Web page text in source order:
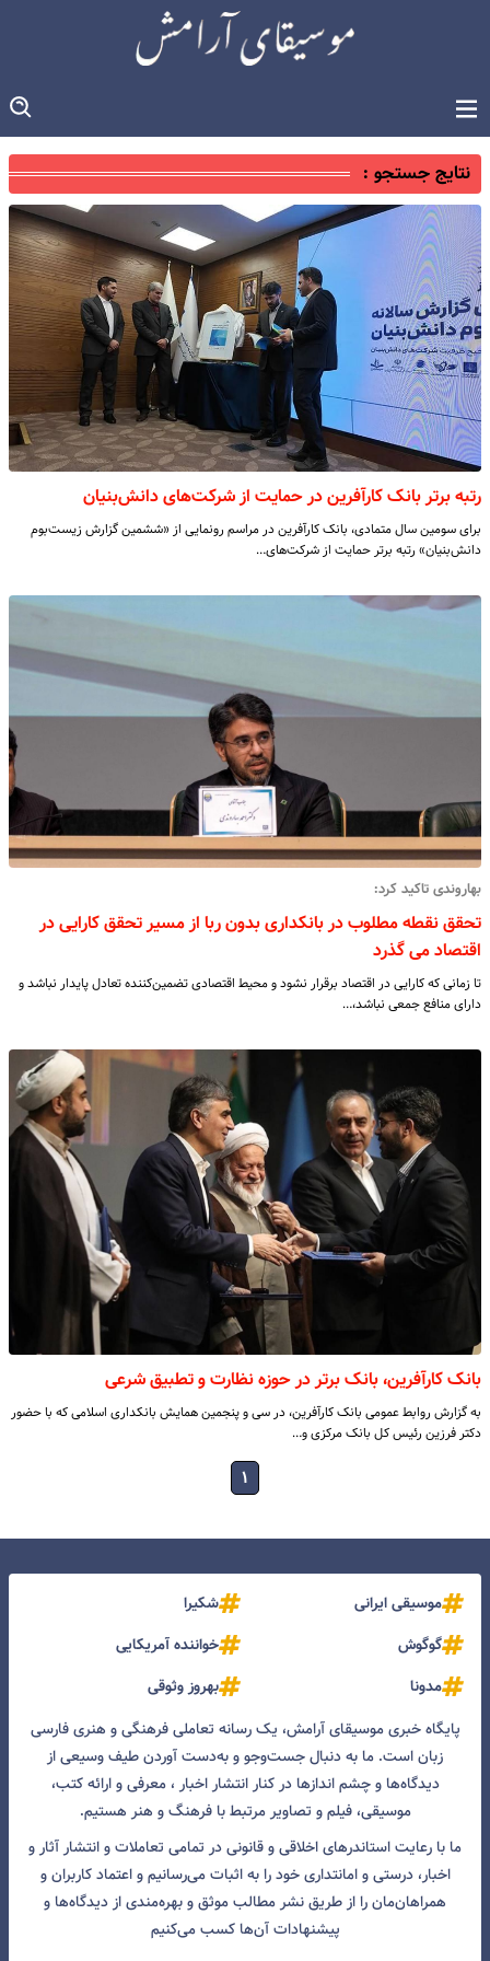
نتایج جستجو :
رتبه برتر بانک کارآفرین در حمایت از شرکت‌های دانش‌بنیان
برای سومین سال متمادی، بانک کارآفرین در مراسم رونمایی از «ششمین گزارش زیست‌بوم
دانش‌بنیان» رتبه برتر حمایت از شرکت‌های…
بهاروندی تاکید کرد:
تحقق نقطه مطلوب در بانکداری بدون ربا از مسیر تحقق کارایی در
اقتصاد می گذرد
تا زمانی که کارایی در اقتصاد برقرار نشود و محیط اقتصادی تضمین‌کننده تعادل پایدار نباشد و
دارای منافع جمعی نباشد،…
بانک کارآفرین، بانک برتر در حوزه نظارت و تطبیق شرعی
به گزارش روابط عمومی بانک کارآفرین، در سی و پنجمین همایش بانکداری اسلامی که با حضور
دکتر فرزین رئیس کل بانک مرکزی و…
۱
موسیقی ایرانی
شکیرا
گوگوش
خواننده آمریکایی
مدونا
بهروز وثوقی
پایگاه خبری موسیقای آرامش، یک رسانه تعاملی فرهنگی و هنری فارسی
زبان است. ما به دنبال جست‌و‌جو و به‌دست آوردن طیف وسیعی از
دیدگاه‌ها و چشم انداز‌ها در کنار انتشار اخبار ، معرفی و ارائه کتب،
موسیقی، فیلم و تصاویر مرتبط با فرهنگ و هنر هستیم.
ما با رعایت استاندرهای اخلاقی و قانونی در تمامی تعاملات و انتشار آثار و
اخبار، درستی و امانتداری خود را به اثبات می‌رسانیم و اعتماد کاربران و
همراهان‌مان را از طریق نشر مطالب موثق و بهره‌مندی از دیدگاه‌ها و
پیشنهادات آن‌ها کسب می‌کنیم